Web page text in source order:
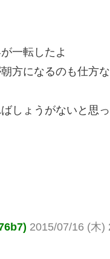
一転したよ
方になるのも仕方
しょうがないと思
2015/07/16 (木)